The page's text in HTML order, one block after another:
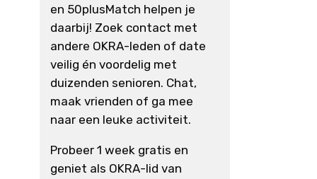
en 50plusMatch helpen je
daarbij! Zoek contact met
andere OKRA-leden of date
veilig én voordelig met
duizenden senioren. Chat,
maak vrienden of ga mee
naar een leuke activiteit.
Probeer 1 week gratis en
geniet als OKRA-lid van